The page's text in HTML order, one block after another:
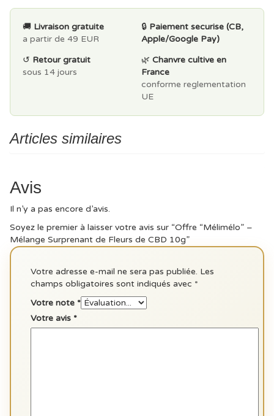
🚚 Livraison gratuite
a partir de 49 EUR
🔒 Paiement securise (CB,
Apple/Google Pay)
↺ Retour gratuit
sous 14 jours
🌿 Chanvre cultive en
France
conforme reglementation
UE
Articles similaires
Avis
Il n’y a pas encore d’avis.
Soyez le premier à laisser votre avis sur “Offre “Mélimélo” –
Mélange Surprenant de Fleurs de CBD 10g”
Votre adresse e-mail ne sera pas publiée. Les
champs obligatoires sont indiqués avec *
Votre note *
Votre avis *